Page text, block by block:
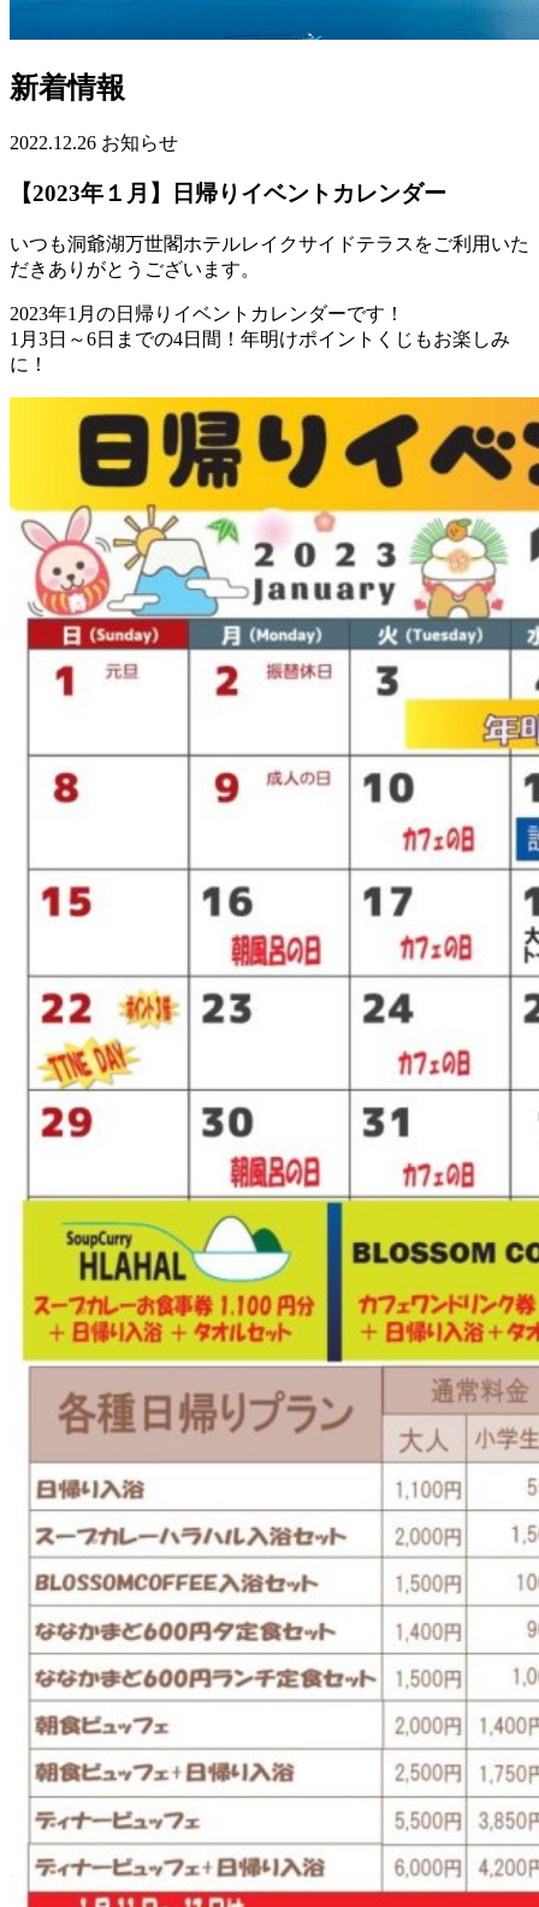
新着情報
2022.12.26 お知らせ
【2023年１月】日帰りイベントカレンダー
いつも洞爺湖万世閣ホテルレイクサイドテラスをご利用いた
だきありがとうございます。
2023年1月の日帰りイベントカレンダーです！
1月3日～6日までの4日間！年明けポイントくじもお楽しみ
に！